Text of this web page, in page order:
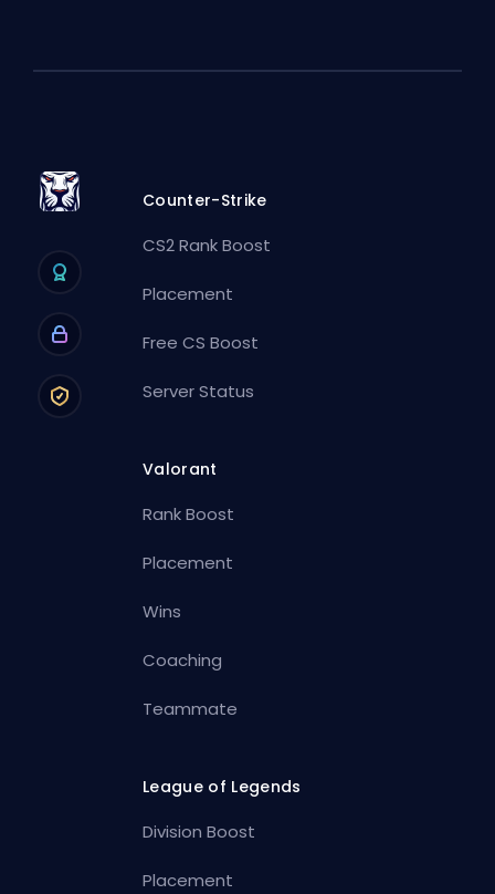
Counter-Strike
CS2 Rank Boost
Placement
Free CS Boost
Server Status
Valorant
Rank Boost
Placement
Wins
Coaching
Teammate
League of Legends
Division Boost
Placement